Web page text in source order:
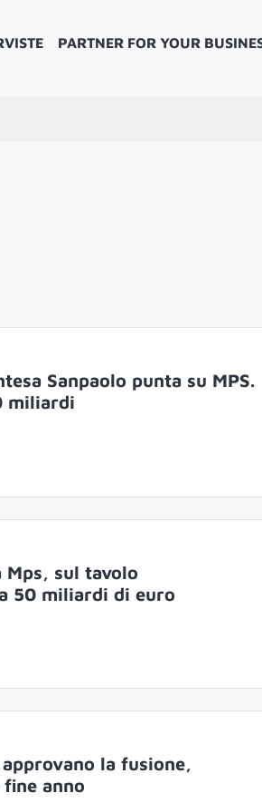
PARTNER FOR YOUR
Sanpaolo punta su MPS.
miliardi
Mps, sul tavolo
50 miliardi di euro
la fusione,
anno